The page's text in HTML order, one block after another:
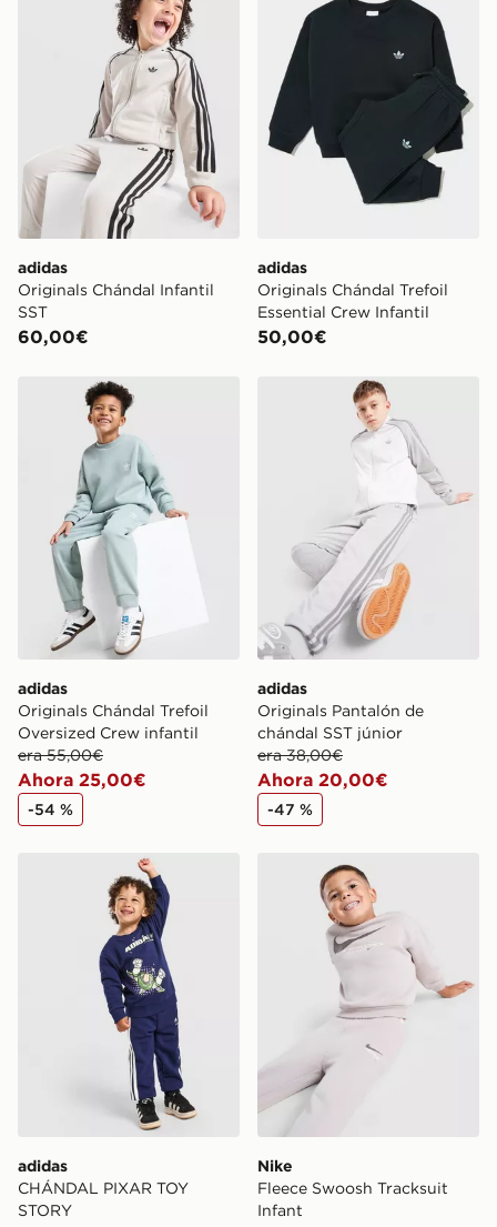
adidas
Originals Chándal Infantil
SST
60,00€
adidas
Originals Chándal Trefoil
Essential Crew Infantil
50,00€
adidas Originals Chándal Trefoil Oversized Crew
adidas
Originals Chándal Trefoil
Oversized Crew infantil
era 55,00€
Ahora 25,00€
-54 %
adidas Originals Pantalón
adidas
Originals Pantalón de
chándal SST júnior
era 38,00€
Ahora 20,00€
-47 %
adidas CHÁNDAL PIXAR TOY STORY
adidas
CHÁNDAL PIXAR TOY
STORY
Nike Fleece Swoosh
Nike
Fleece Swoosh Tracksuit
Infant